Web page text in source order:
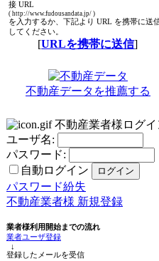
接 URL
( http://www.fudousandata.jp/ )
を入力するか、下記より URL を携帯に送
してください。
[URLを携帯に送信]
不動産データを推薦する
不動産業者様ログイ
ユーザ名:
パスワード:
自動ログイン
パスワード紛失
不動産業者様 新規登録
業者様利用開始までの流れ
業者ユーザ登録
↓
登録したメールを受信